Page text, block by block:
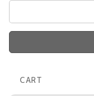
CART